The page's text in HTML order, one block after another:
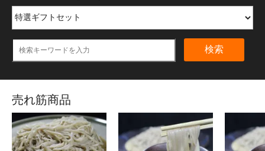
検索
売れ筋商品